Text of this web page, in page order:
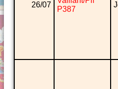
26/07
P387